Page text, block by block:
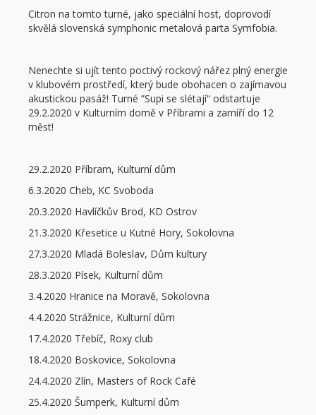
Citron na tomto turné, jako speciální host, doprovodí
skvělá slovenská symphonic metalová parta Symfobia.
Nenechte si ujít tento poctivý rockový nářez plný energie
v klubovém prostředí, který bude obohacen o zajímavou
akustickou pasáž! Turné ”Supi se slétají“ odstartuje
29.2.2020 v Kulturním domě v Příbrami a zamíří do 12
měst!
29.2.2020 Příbram, Kulturní dům
6.3.2020 Cheb, KC Svoboda
20.3.2020 Havlíčkův Brod, KD Ostrov
21.3.2020 Křesetice u Kutné Hory, Sokolovna
27.3.2020 Mladá Boleslav, Dům kultury
28.3.2020 Písek, Kulturní dům
3.4.2020 Hranice na Moravě, Sokolovna
4.4.2020 Strážnice, Kulturní dům
17.4.2020 Třebíč, Roxy club
18.4.2020 Boskovice, Sokolovna
24.4.2020 Zlín, Masters of Rock Café
25.4.2020 Šumperk, Kulturní dům